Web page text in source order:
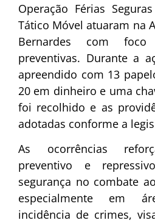
Operação Férias
Tático Móvel atuaram na
Bernardes com foco
preventivas. Durante a
apreendido com 13
20 em dinheiro e uma
foi recolhido e as
adotadas conforme a
As ocorrências
preventivo e
segurança no combate
especialmente em
incidência de crimes,